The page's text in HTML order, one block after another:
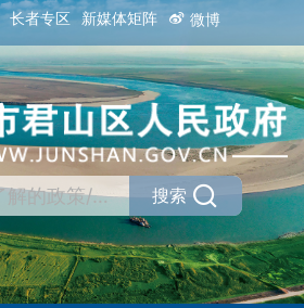
长者专区 新媒体矩阵 微博
搜索